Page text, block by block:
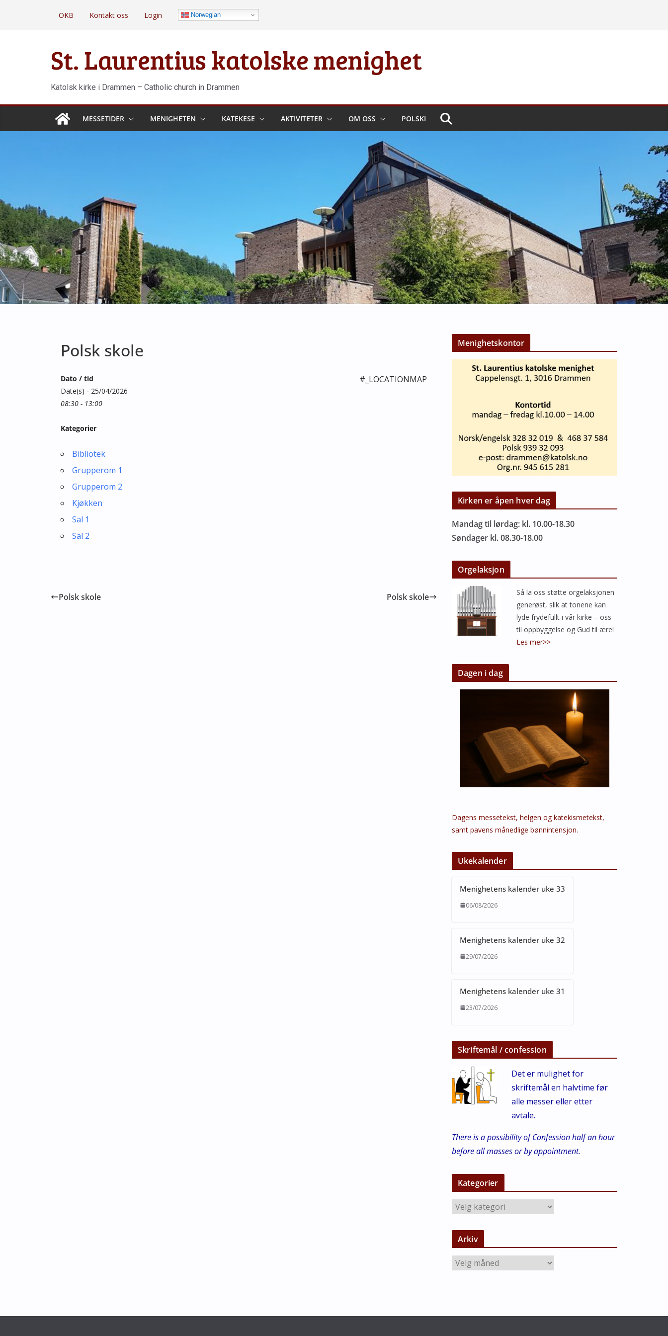
OKB Kontakt oss Login Norwegian
St. Laurentius katolske menighet
Katolsk kirke i Drammen – Catholic church in Drammen
MESSETIDER MENIGHETEN KATEKESE AKTIVITETER OM OSS POLSKI
Polsk skole
#_LOCATIONMAP
Dato / tid
Date(s) - 25/04/2026
08:30 - 13:00
Kategorier
Bibliotek
Grupperom 1
Grupperom 2
Kjøkken
Sal 1
Sal 2
Polsk skole Polsk skole
Menighetskontor
Kirken er åpen hver dag
Mandag til lørdag: kl. 10.00-18.30
Søndager kl. 08.30-18.00
Orgelaksjon
Så la oss støtte orgelaksjonen
generøst, slik at tonene kan
lyde frydefullt i vår kirke – oss
til oppbyggelse og Gud til ære!
Les mer>>
Dagen i dag
Dagens messetekst, helgen og katekismetekst,
samt pavens månedlige bønnintensjon.
Ukekalender
Menighetens kalender uke 33
06/08/2026
Menighetens kalender uke 32
29/07/2026
Menighetens kalender uke 31
23/07/2026
Skriftemål / confession
Det er mulighet for
skriftemål en halvtime før
alle messer eller etter
avtale.
There is a possibility of Confession half an hour
before all masses or by appointment.
Kategorier
K
a
t
g
r
Arkiv
A
r